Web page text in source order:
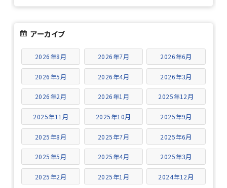
アーカイブ
2026年8月 2026年7月 2026年6月
2026年5月 2026年4月 2026年3月
2026年2月 2026年1月 2025年12月
2025年11月 2025年10月 2025年9月
2025年8月 2025年7月 2025年6月
2025年5月 2025年4月 2025年3月
2025年2月 2025年1月 2024年12月